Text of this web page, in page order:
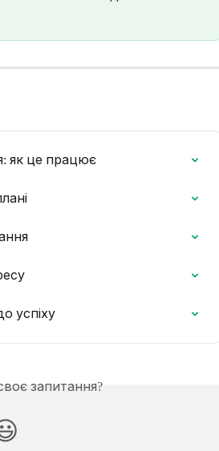
як це працює
успіху
запитання?